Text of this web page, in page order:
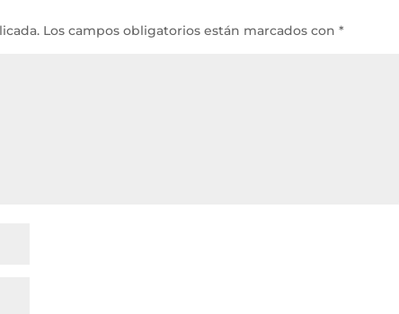
Los campos obligatorios están marcados con*